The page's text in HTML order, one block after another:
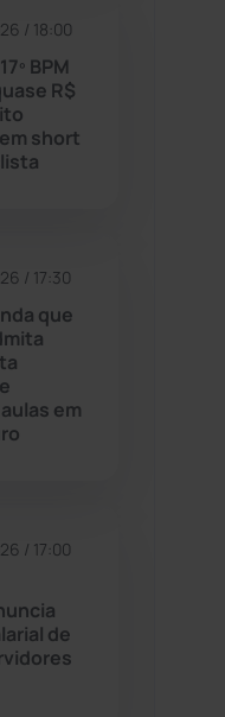
(49)
(522)
/ 18:00
BPM
R$
short
/ 17:30
que
em
/ 17:00
de